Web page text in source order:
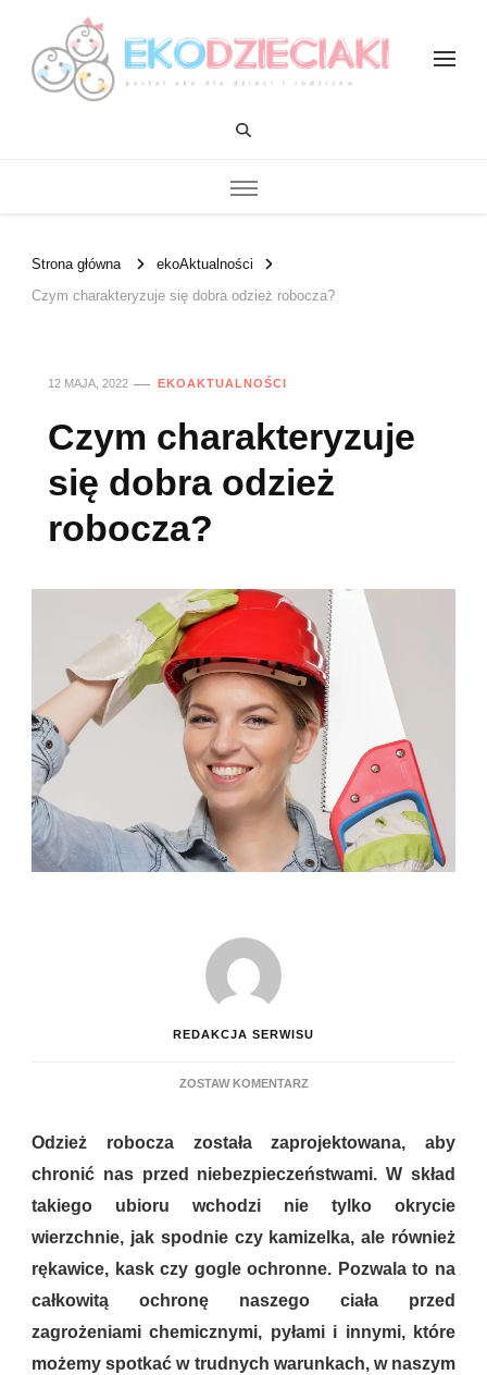
Strona główna
ekoAktualności
Czym charakteryzuje się dobra odzież robocza?
12 MAJA, 2022 EKOAKTUALNOŚCI
Czym charakteryzuje
się dobra odzież
robocza?
REDAKCJA SERWISU
ZOSTAW KOMENTARZDO
SIĘ
DOBRA
ROBOCZA?
Odzież robocza została zaprojektowana, aby
chronić nas przed niebezpieczeństwami. W skład
takiego ubioru wchodzi nie tylko okrycie
wierzchnie, jak spodnie czy kamizelka, ale również
rękawice, kask czy gogle ochronne. Pozwala to na
całkowitą ochronę naszego ciała przed
zagrożeniami chemicznymi, pyłami i innymi, które
możemy spotkać w trudnych warunkach, w naszym